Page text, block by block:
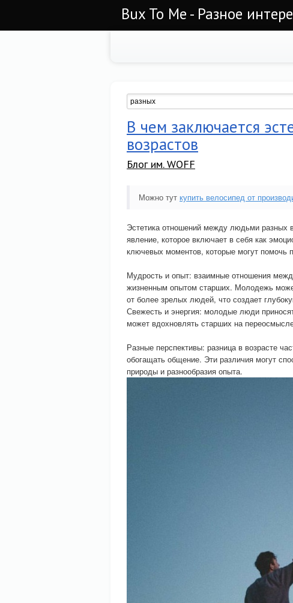
Bux To Me - Разное
В чем заключается
возрастов
Блог им. WOFF
Можно тут купить велосипед от
Эстетика отношений между людьми разных
явление, которое включает в себя как
ключевых моментов, которые могут помочь
Мудрость и опыт: взаимные отношения
жизненным опытом старших. Молодежь
от более зрелых людей, что создает
Свежесть и энергия: молодые люди
может вдохновлять старших на
Разные перспективы: разница в возрасте
обогащать общение. Эти различия могут
природы и разнообразия опыта.